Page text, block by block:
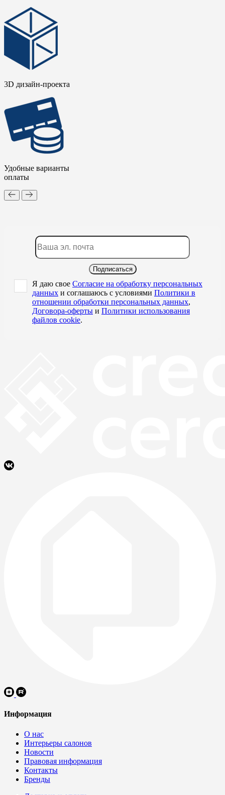
3D дизайн-проекта
Удобные варианты
оплаты
Подписаться
Я даю свое Согласие на обработку персональных
данных и соглашаюсь с условиями Политики в
отношении обработки персональных данных,
Договора-оферты и Политики использования
файлов cookie.
Информация
О нас
Интерьеры салонов
Новости
Правовая информация
Контакты
Бренды